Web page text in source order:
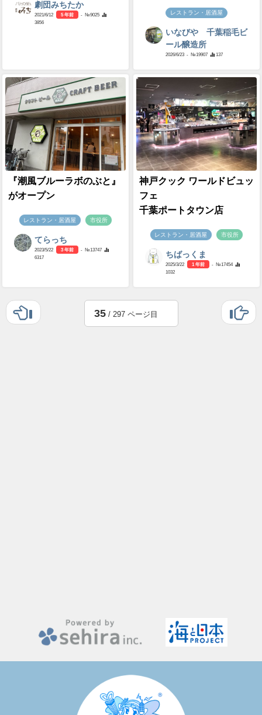
劇団みちたか
2021/6/12 5 年前
- №9025
3856
レストラン・居酒屋
いなびや 千葉稲毛ビ
ール醸造所
2026/6/23 - №19907 137
『潮風ブルーラボのぶと』
がオープン
レストラン・居酒屋 市役所
てらっち
2023/5/22 3 年前
- №13747
6317
神戸クック ワールドビュッ
フェ
千葉ポートタウン店
レストラン・居酒屋 市役所
ちばっくま
2025/3/22 1 年前
- №17454
1032
35/ 297 ページ目